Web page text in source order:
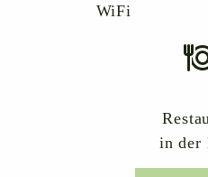
WiFi
in der